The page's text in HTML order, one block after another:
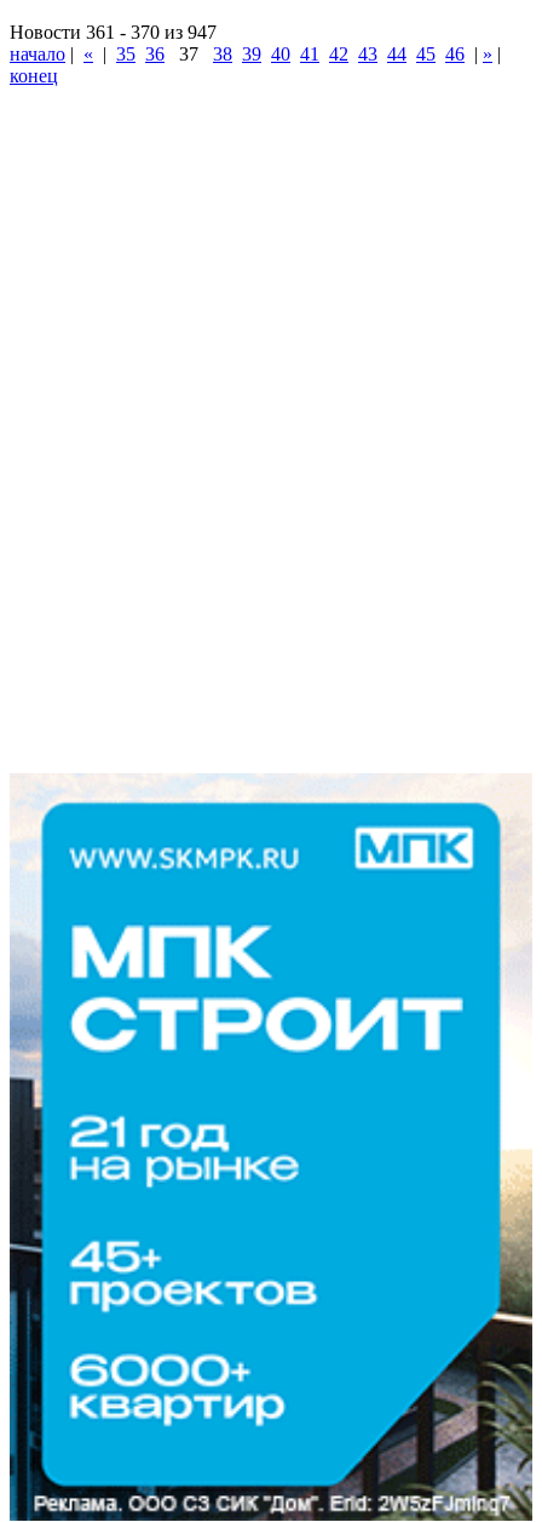
Новости 361 - 370 из 947
начало | « | 35 36 37 38 39 40 41 42 43 44 45 46 | » |
конец